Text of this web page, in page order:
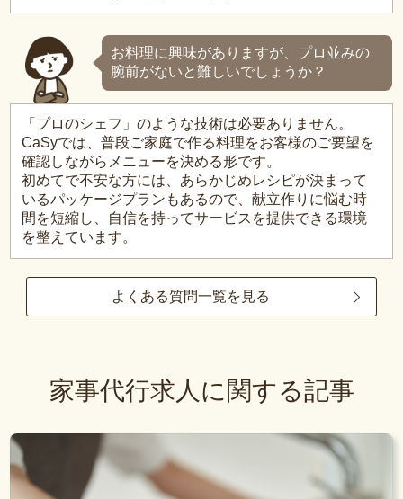
お料理に興味がありますが、プロ並みの
腕前がないと難しいでしょうか？
「プロのシェフ」のような技術は必要ありません。
CaSyでは、普段ご家庭で作る料理をお客様のご要望を
確認しながらメニューを決める形です。
初めてで不安な方には、あらかじめレシピが決まって
いるパッケージプランもあるので、献立作りに悩む時
間を短縮し、自信を持ってサービスを提供できる環境
を整えています。
よくある質問一覧を見る
家事代行求人に関する記事